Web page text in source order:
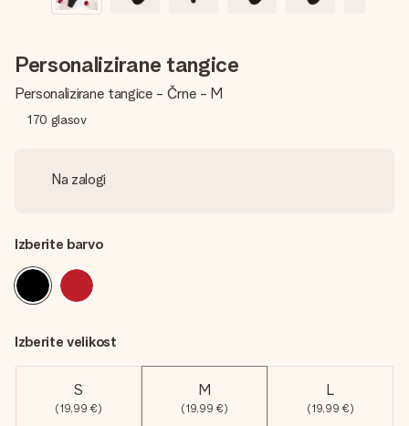
Personalizirane tangice
Personalizirane tangice - Črne - M
170 glasov
Na zalogi
Izberite barvo
Izberite velikost
S
(19,99 €)
M
(19,99 €)
L
(19,99 €)